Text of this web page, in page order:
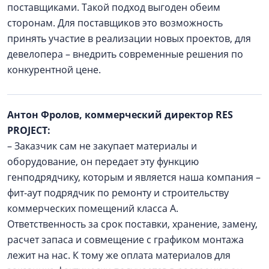
поставщиками. Такой подход выгоден обеим
сторонам. Для поставщиков это возможность
принять участие в реализации новых проектов, для
девелопера – внедрить современные решения по
конкурентной цене.
Антон Фролов, коммерческий директор RES
PROJECT:
– Заказчик сам не закупает материалы и
оборудование, он передает эту функцию
генподрядчику, которым и является наша компания –
фит-аут подрядчик по ремонту и строительству
коммерческих помещений класса А.
Ответственность за срок поставки, хранение, замену,
расчет запаса и совмещение с графиком монтажа
лежит на нас. К тому же оплата материалов для